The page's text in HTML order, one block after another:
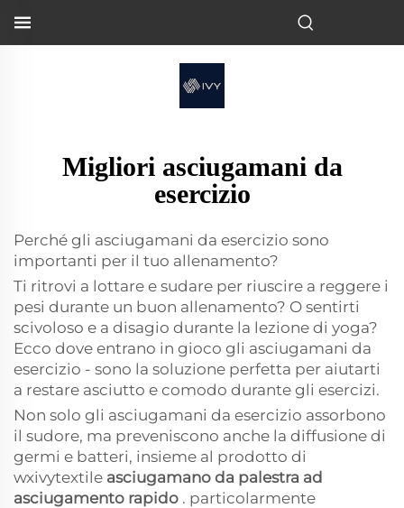
Migliori asciugamani da
esercizio
Perché gli asciugamani da esercizio sono
importanti per il tuo allenamento?
Ti ritrovi a lottare e sudare per riuscire a reggere i
pesi durante un buon allenamento? O sentirti
scivoloso e a disagio durante la lezione di yoga?
Ecco dove entrano in gioco gli asciugamani da
esercizio - sono la soluzione perfetta per aiutarti
a restare asciutto e comodo durante gli esercizi.
Non solo gli asciugamani da esercizio assorbono
il sudore, ma preveniscono anche la diffusione di
germi e batteri, insieme al prodotto di
wxivytextile asciugamano da palestra ad
asciugamento rapido . particolarmente